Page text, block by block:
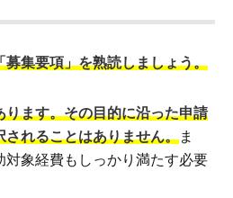
募集要項」を熟読しましょう。
ります。その目的に沿った申請
されることはありません。ま
対象経費もしっかり満たす必要